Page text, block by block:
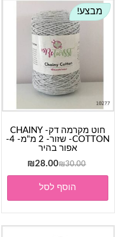
מבצע!
חוט מקרמה דק- CHAINY
COTTON- שזור- 2 מ"מ- 4-
אפור בהיר
₪30.00
המחיר
המקורי
היה:
₪30.00.
₪28.00
המחיר
הנוכחי
₪28.00.
הוסף לסל